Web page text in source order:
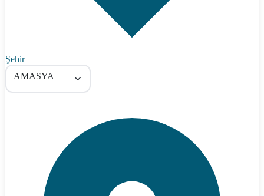
Şehir
AMASYA